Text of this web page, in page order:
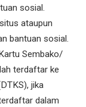
sosial.
ataupun
bantuan sosial.
Sembako/
terdaftar ke
jika
dalam